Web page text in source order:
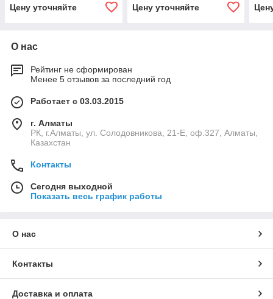
Цену уточняйте Цену уточняйте
О нас
Рейтинг не сформирован
Менее 5 отзывов за последний год
Работает с 03.03.2015
г. Алматы
РК, г.Алматы, ул. Солодовникова, 21-Е, оф.327, Алматы,
Казахстан
Контакты
Сегодня выходной
Показать весь график работы
О нас
Контакты
Доставка и оплата